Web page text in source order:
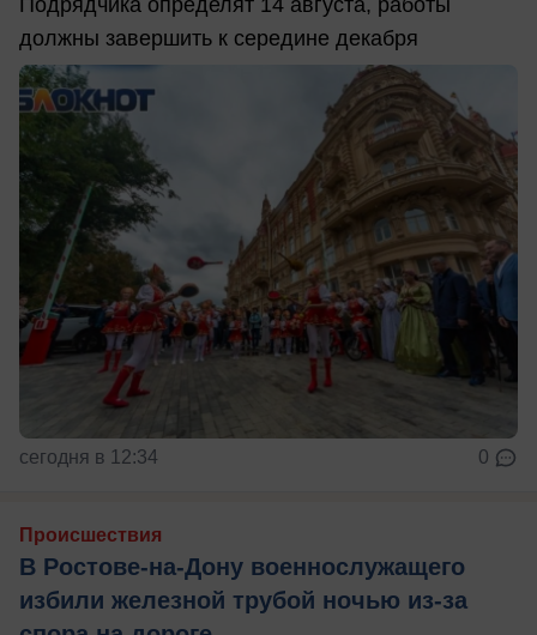
Подрядчика определят 14 августа, работы
должны завершить к середине декабря
сегодня в 12:34 0
Происшествия
В Ростове-на-Дону военнослужащего
избили железной трубой ночью из-за